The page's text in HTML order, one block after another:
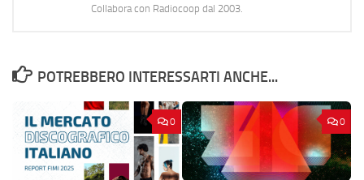
Collabora con Radiocoop dal 2003.
POTREBBERO INTERESSARTI ANCHE...
0 0